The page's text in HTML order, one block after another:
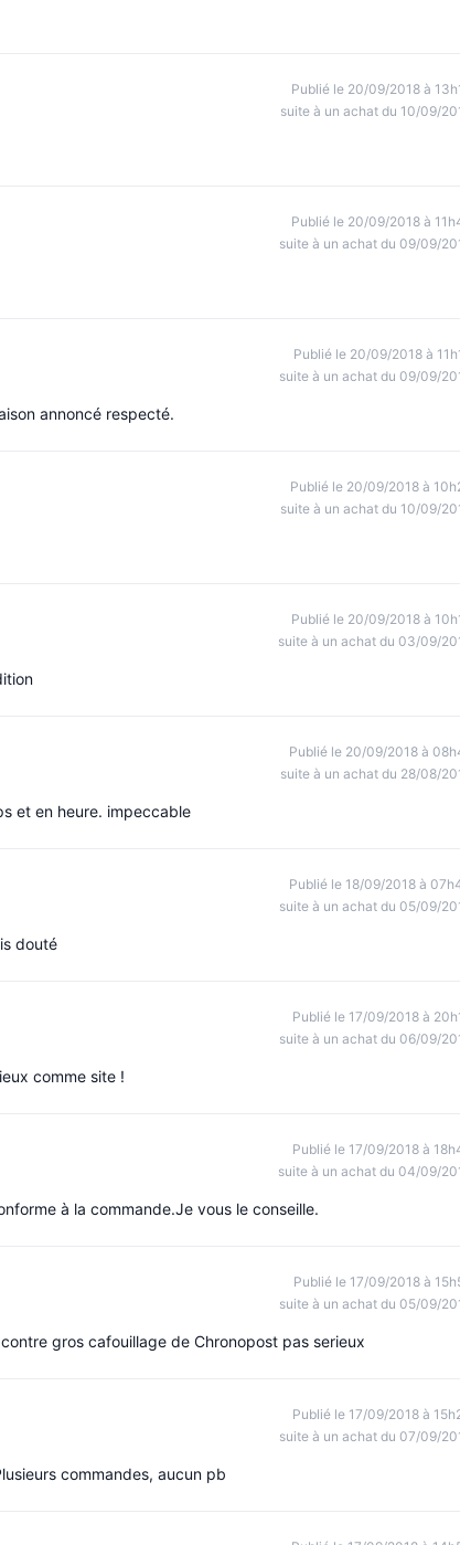
Publié le 20/09/2018 à
suite à un achat du 10/09/
Publié le 20/09/2018 à
suite à un achat du 09/09/
Publié le 20/09/2018 à
suite à un achat du 09/09/
annoncé respecté.
Publié le 20/09/2018 à
suite à un achat du 10/09/
Publié le 20/09/2018 à
suite à un achat du 03/09/
Publié le 20/09/2018 à
suite à un achat du 28/08/
et en heure. impeccable
Publié le 18/09/2018 à
suite à un achat du 05/09/
douté
Publié le 17/09/2018 à
suite à un achat du 06/09/
comme site !
Publié le 17/09/2018 à
suite à un achat du 04/09/
à la commande.Je vous le conseille.
Publié le 17/09/2018 à
suite à un achat du 05/09/
gros cafouillage de Chronopost pas serieux
Publié le 17/09/2018 à
suite à un achat du 07/09/
commandes, aucun pb